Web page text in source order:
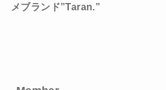
メブランド”Taran.”